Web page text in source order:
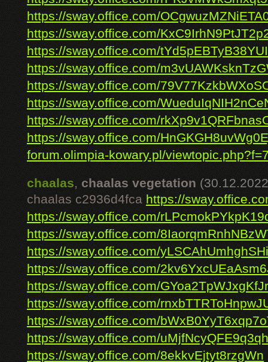
https://sway.office.com/
https://sway.office.com/
https://sway.office.com/
https://sway.office.com/
https://sway.office.com/
https://sway.office.com/
https://sway.office.com/
https://sway.office.com/
forum.olimpia-kowary.pl/
chaalas, chaalas vegetation
chaalas c2936d4fca https://
https://sway.office.com/
https://sway.office.com/
https://sway.office.com/
https://sway.office.com/
https://sway.office.com/
https://sway.office.com/
https://sway.office.com/
https://sway.office.com/
https://sway.office.com/8ekkvEjtyt8rzgWn